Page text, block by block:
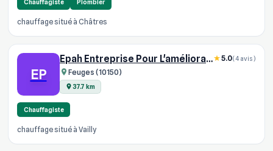
Chauffagiste Plombier
chauffage situé à Châtres
EP
Epah Entreprise Pour L'amélioration De L'habitat
Feuges (10150)
37.7 km
5.0(4 avis)
Chauffagiste
chauffage situé à Vailly